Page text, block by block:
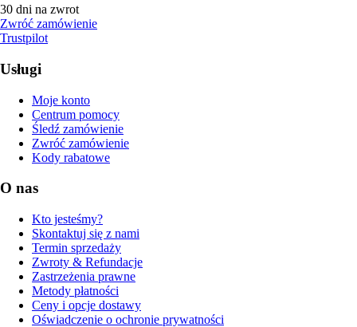
30 dni na zwrot
Zwróć zamówienie
Trustpilot
Usługi
Moje konto
Centrum pomocy
Śledź zamówienie
Zwróć zamówienie
Kody rabatowe
O nas
Kto jesteśmy?
Skontaktuj się z nami
Termin sprzedaży
Zwroty & Refundacje
Zastrzeżenia prawne
Metody płatności
Ceny i opcje dostawy
Oświadczenie o ochronie prywatności